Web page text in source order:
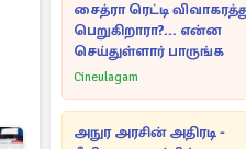
சைத்ரா ரெட்டி
பெறுகிறாரா?... என்ன
செய்துள்ளார் பாருங்க
Cineulagam
அநுர அரசின் அதிரடி -